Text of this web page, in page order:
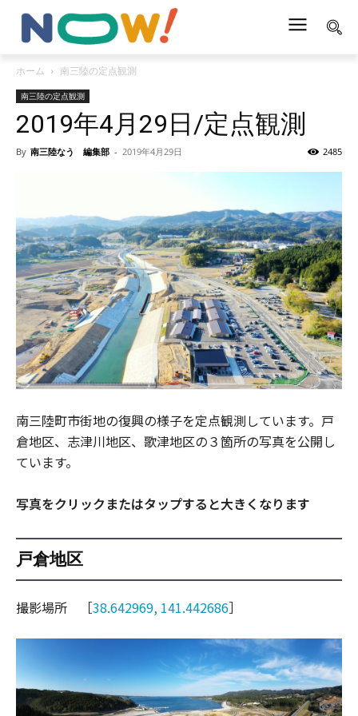
ホーム 南三陸の定点観測
南三陸の定点観測
2019年4月29日/定点観測
By 南三陸なう 編集部 - 2019年4月29日 2485
南三陸町市街地の復興の様子を定点観測しています。戸
倉地区、志津川地区、歌津地区の３箇所の写真を公開し
ています。
写真をクリックまたはタップすると大きくなります
戸倉地区
撮影場所 ［38.642969, 141.442686］